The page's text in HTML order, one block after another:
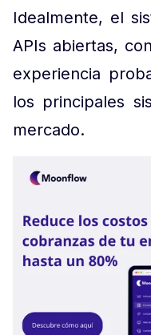
Idealmente, el
APIs abiertas,
experiencia
los principales
mercado.